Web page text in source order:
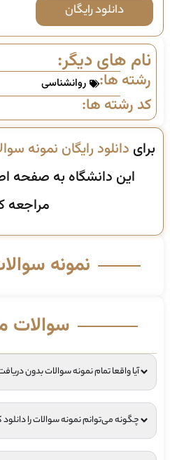
دانلود رایگان
نام های دیگر:
رشته ها: روانشناسی
کد رشته ها:
برای دانلود رایگان نمونه
این دانشگاه به صفحه
مراجعه
نمونه
سوالات
آیا واقعا تمام نمونه سوالات بدون
چگونه می‌توانم نمونه سوالات را